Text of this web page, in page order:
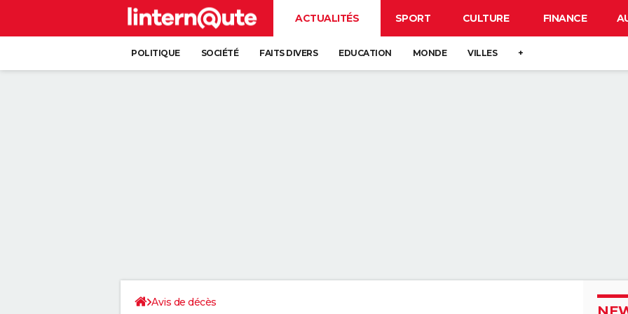
ACTUALITÉS SPORT CULTURE FINANCE
POLITIQUE SOCIÉTÉ FAITS DIVERS EDUCATION MONDE VILLES +
Avis de décès